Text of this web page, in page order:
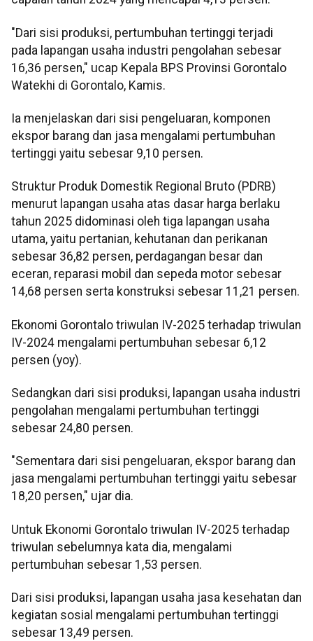
"Dari sisi produksi, pertumbuhan tertinggi terjadi
pada lapangan usaha industri pengolahan sebesar
16,36 persen," ucap Kepala BPS Provinsi Gorontalo
Watekhi di Gorontalo, Kamis.
Ia menjelaskan dari sisi pengeluaran, komponen
ekspor barang dan jasa mengalami pertumbuhan
tertinggi yaitu sebesar 9,10 persen.
Struktur Produk Domestik Regional Bruto (PDRB)
menurut lapangan usaha atas dasar harga berlaku
tahun 2025 didominasi oleh tiga lapangan usaha
utama, yaitu pertanian, kehutanan dan perikanan
sebesar 36,82 persen, perdagangan besar dan
eceran, reparasi mobil dan sepeda motor sebesar
14,68 persen serta konstruksi sebesar 11,21 persen.
Ekonomi Gorontalo triwulan IV-2025 terhadap triwulan
IV-2024 mengalami pertumbuhan sebesar 6,12
persen (yoy).
Sedangkan dari sisi produksi, lapangan usaha industri
pengolahan mengalami pertumbuhan tertinggi
sebesar 24,80 persen.
"Sementara dari sisi pengeluaran, ekspor barang dan
jasa mengalami pertumbuhan tertinggi yaitu sebesar
18,20 persen," ujar dia.
Untuk Ekonomi Gorontalo triwulan IV-2025 terhadap
triwulan sebelumnya kata dia, mengalami
pertumbuhan sebesar 1,53 persen.
Dari sisi produksi, lapangan usaha jasa kesehatan dan
kegiatan sosial mengalami pertumbuhan tertinggi
sebesar 13,49 persen.